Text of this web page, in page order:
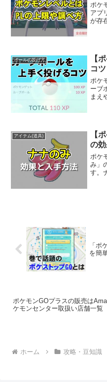
ポケ
アプ
が存
ボールの投げ方
【
コ
ポケ
ーブ
まえ
アイテム(道具)
【
の
ポケ
み」
す。
「ポ
を簡
ポケモンGOプラスの販売は
ケモンセンター取扱い店舗一覧
ホーム 攻略・豆知識